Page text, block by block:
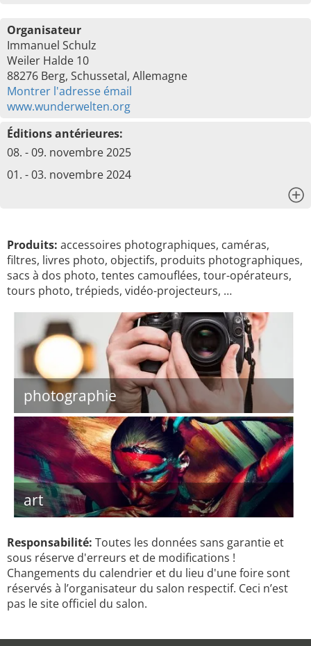
Organisateur
Immanuel Schulz
Weiler Halde 10
88276 Berg, Schussetal, Allemagne
Montrer l'adresse émail
www.wunderwelten.org
Éditions antérieures:
08. - 09. novembre 2025
01. - 03. novembre 2024
Produits: accessoires photographiques, caméras,
filtres, livres photo, objectifs, produits photographiques,
sacs à dos photo, tentes camouflées, tour-opérateurs,
tours photo, trépieds, vidéo-projecteurs, …
photographie
art
Responsabilité: Toutes les données sans garantie et
sous réserve d'erreurs et de modifications !
Changements du calendrier et du lieu d'une foire sont
réservés à l’organisateur du salon respectif. Ceci n’est
pas le site officiel du salon.